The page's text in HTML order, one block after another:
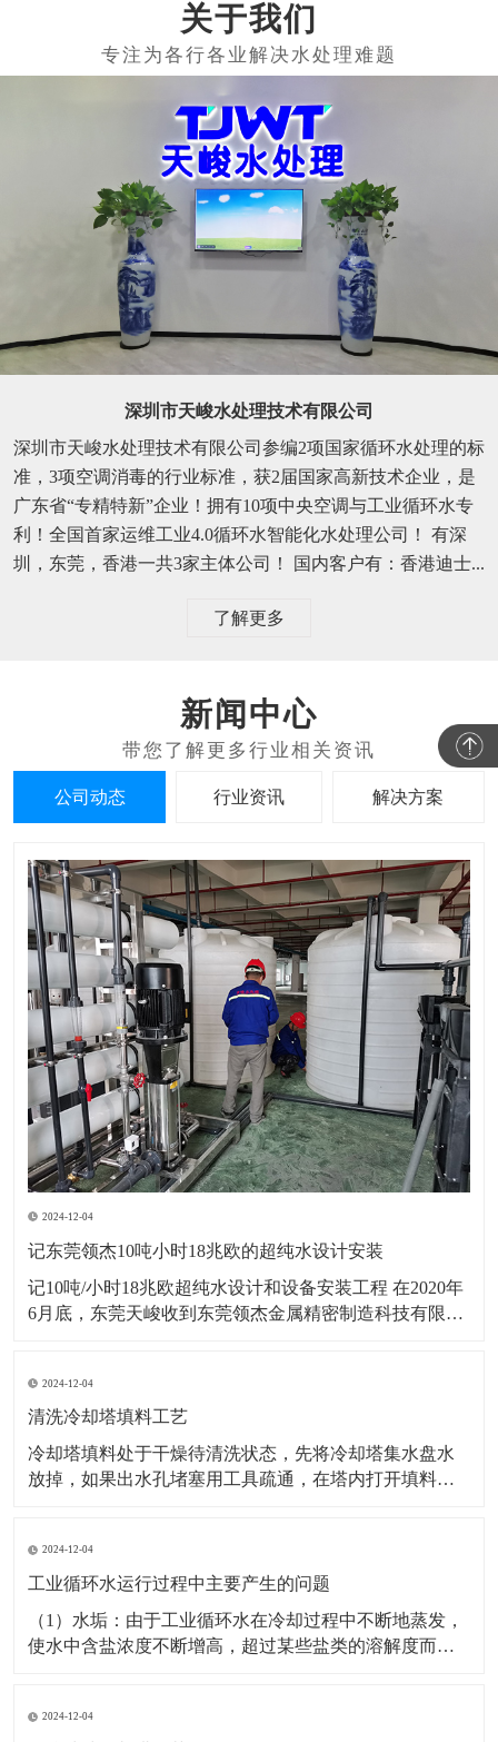
关于我们
深圳市天峻水处理技术有限公司
深圳市天峻水处理技术有限公司参编2项国家循环水处理的标
准，3项空调消毒的行业标准，获2届国家高新技术企业，是
广东省“专精特新”企业！拥有10项中央空调与工业循环水专
利！全国首家运维工业4.0循环水智能化水处理公司！ 有深
圳，东莞，香港一共3家主体公司！ 国内客户有：香港迪士...
了解更多
新闻中心
公司动态 行业资讯 解决方案
2024-12-04
记东莞领杰10吨小时18兆欧的超纯水设计安装
记10吨/小时18兆欧超纯水设计和设备安装工程 在2020年
6月底，东莞天峻收到东莞领杰金属精密制造科技有限公
方优秀设计、安装人员，优质高效，超高性价比地完成
了18兆欧的超纯水设计与安装工作
2024-12-04
清洗冷却塔填料工艺
冷却塔填料处于干燥待清洗状态，先将冷却塔集水盘水
放掉，如果出水孔堵塞用工具疏通，在塔内打开填料固
冷却塔底盘积水盘中依次加入缓蚀剂后,除垢剂、粘泥剥
离剂等清洗剂药液，并混合均匀，工作人员进入冷却塔
内，用
2024-12-04
工业循环水运行过程中主要产生的问题
（1）水垢：由于工业循环水在冷却过程中不断地蒸发，
使水中含盐浓度不断增高，超过某些盐类的溶解度而沉
使传热系数降低了百分之20。 （2）污垢：污垢主要由水
2024-12-04